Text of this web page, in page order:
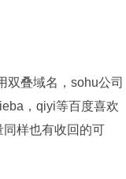
叠域名，sohu公司
，qiyi等百度喜欢
样也有收回的可